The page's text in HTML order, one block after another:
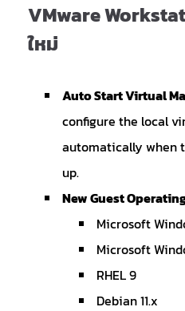
VMware
ใหม่
Auto Start Virtual
configure the local
automatically when
up.
New Guest
Microsoft
Microsoft
RHEL 9
Debian 11.x